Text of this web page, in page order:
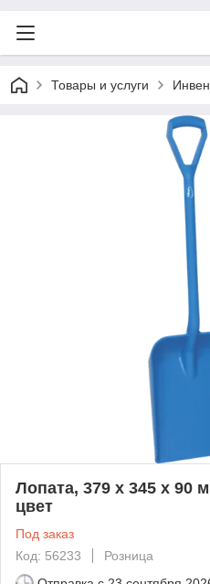
Товары и услуги
Лопата, 379 x 345 x 90
цвет
Под заказ
Код: 56233
Розница